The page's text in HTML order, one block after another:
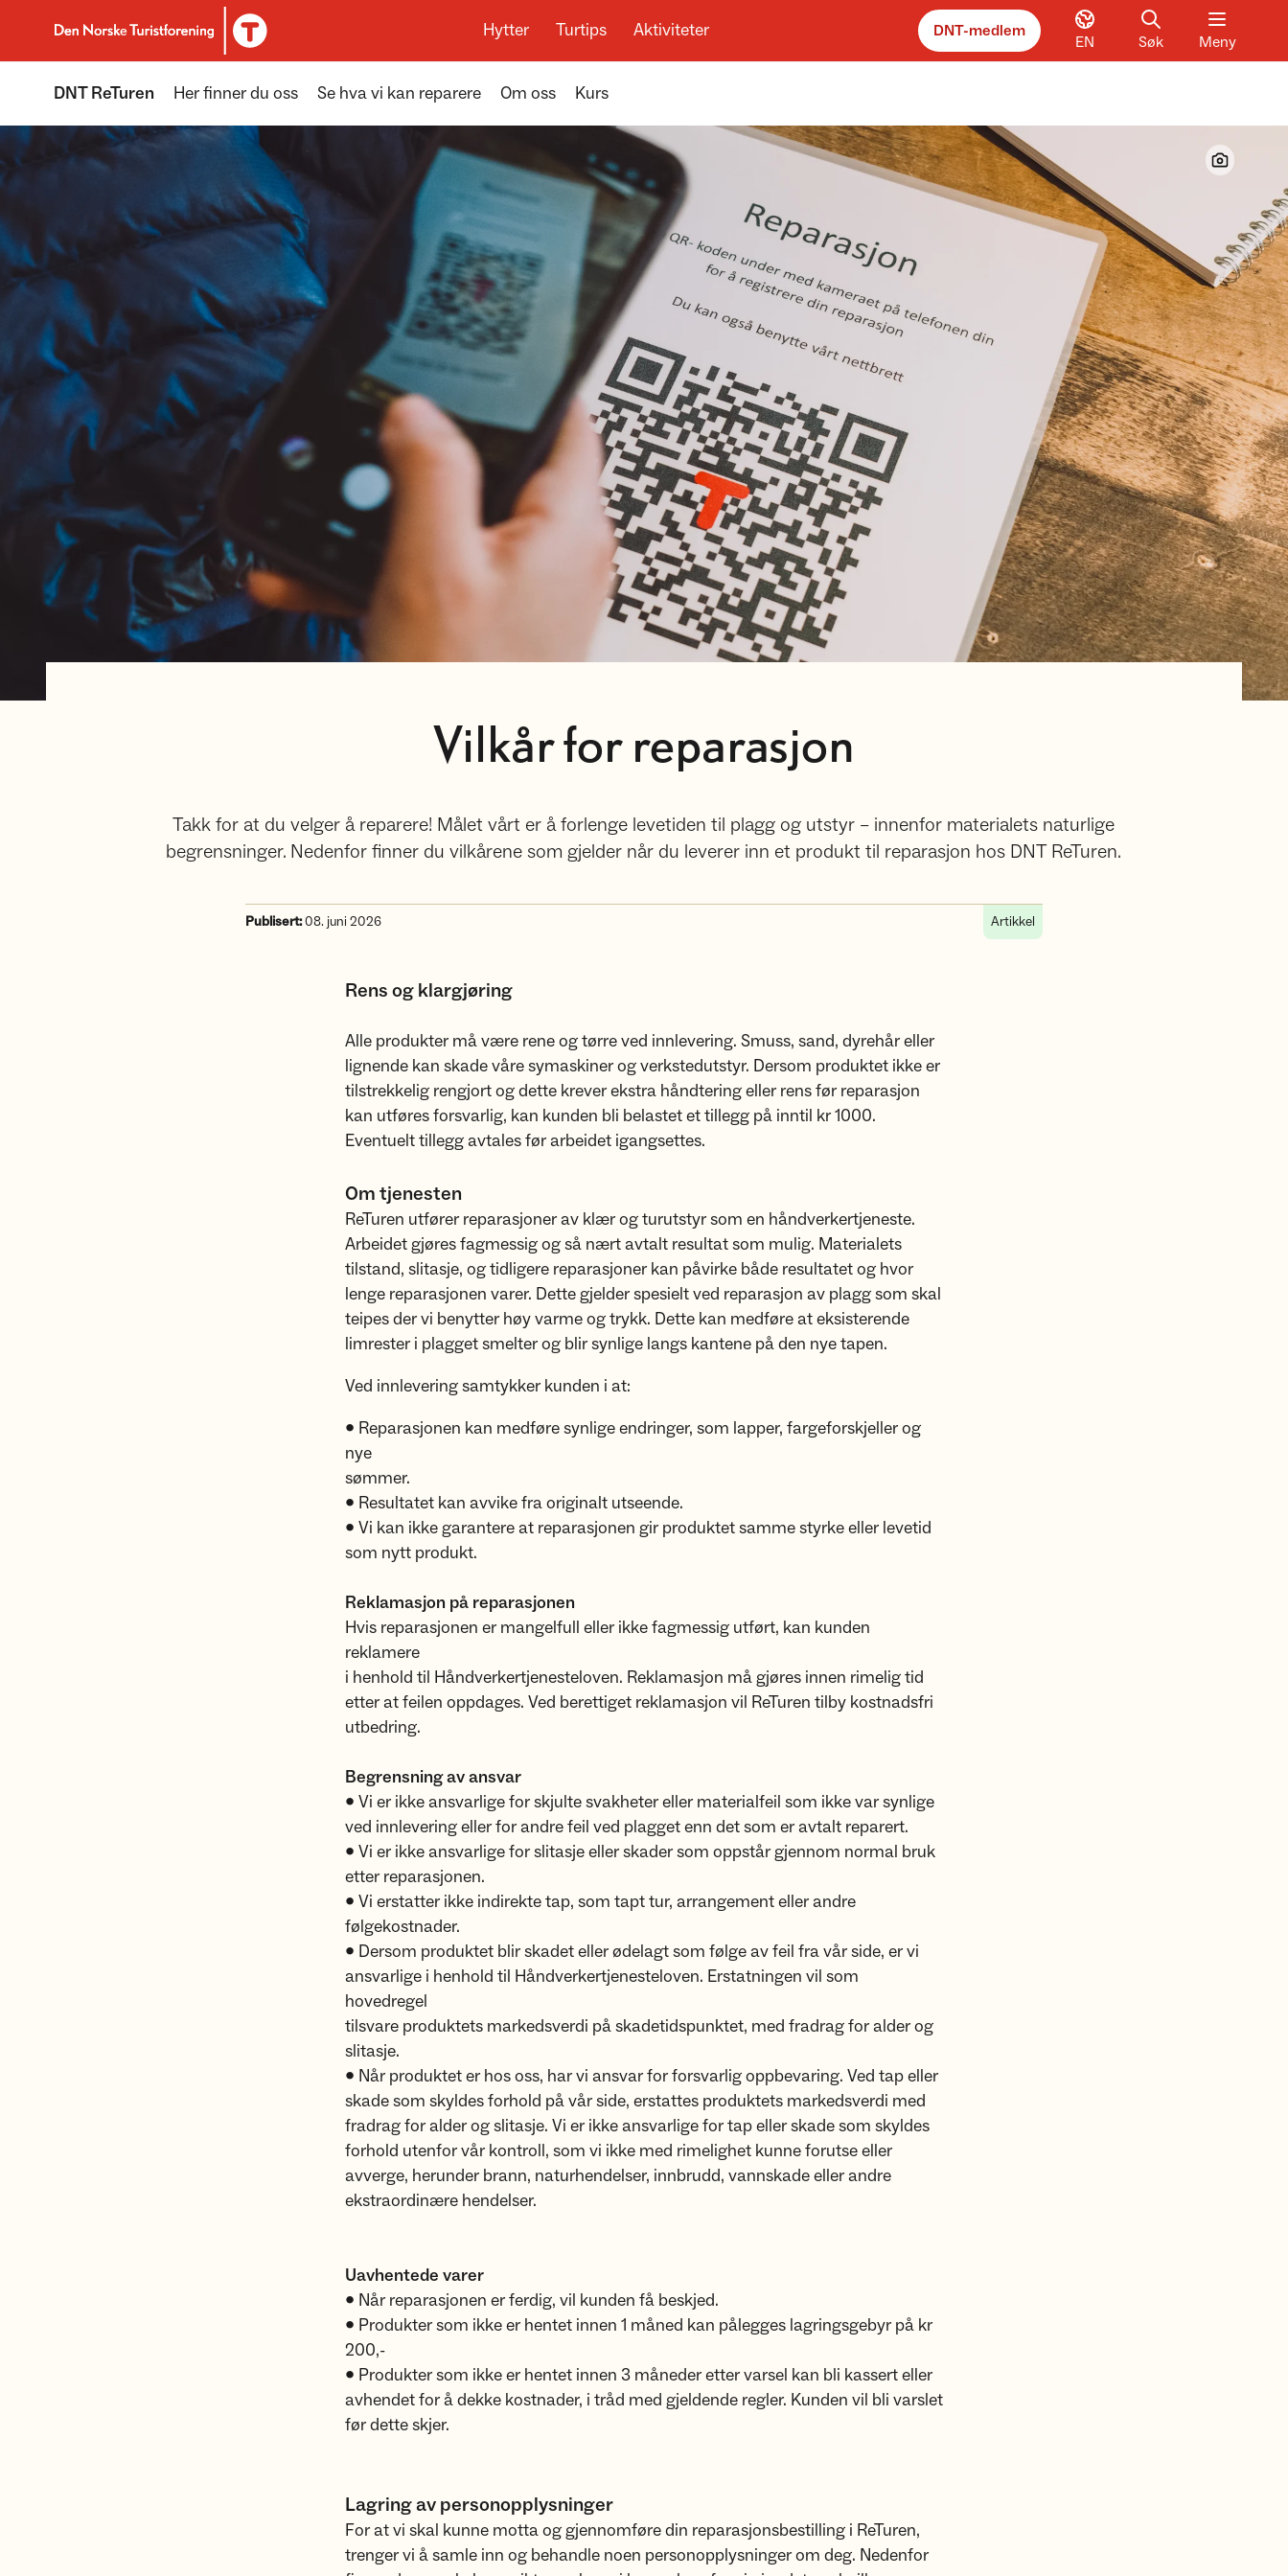
Til DNT.no forside
Hytter Turtips Aktiviteter DNT-medlem
EN Søk Meny
DNT ReTuren Her finner du oss Se hva vi kan reparere Om oss Kurs
Vilkår for reparasjon
Takk for at du velger å reparere! Målet vårt er å forlenge levetiden til plagg og utstyr – innenfor materialets naturlige
begrensninger. Nedenfor finner du vilkårene som gjelder når du leverer inn et produkt til reparasjon hos DNT ReTuren.
Publisert:08. juni 2026 Artikkel
Rens og klargjøring
Alle produkter må være rene og tørre ved innlevering. Smuss, sand, dyrehår eller
lignende kan skade våre symaskiner og verkstedutstyr. Dersom produktet ikke er
tilstrekkelig rengjort og dette krever ekstra håndtering eller rens før reparasjon
kan utføres forsvarlig, kan kunden bli belastet et tillegg på inntil kr 1000.
Eventuelt tillegg avtales før arbeidet igangsettes.
Om tjenesten
ReTuren utfører reparasjoner av klær og turutstyr som en håndverkertjeneste.
Arbeidet gjøres fagmessig og så nært avtalt resultat som mulig. Materialets
tilstand, slitasje, og tidligere reparasjoner kan påvirke både resultatet og hvor
lenge reparasjonen varer. Dette gjelder spesielt ved reparasjon av plagg som skal
teipes der vi benytter høy varme og trykk. Dette kan medføre at eksisterende
limrester i plagget smelter og blir synlige langs kantene på den nye tapen.
Ved innlevering samtykker kunden i at:
• Reparasjonen kan medføre synlige endringer, som lapper, fargeforskjeller og
nye
sømmer.
• Resultatet kan avvike fra originalt utseende.
• Vi kan ikke garantere at reparasjonen gir produktet samme styrke eller levetid
som nytt produkt.
Reklamasjon på reparasjonen
Hvis reparasjonen er mangelfull eller ikke fagmessig utført, kan kunden
reklamere
i henhold til Håndverkertjenesteloven. Reklamasjon må gjøres innen rimelig tid
etter at feilen oppdages. Ved berettiget reklamasjon vil ReTuren tilby kostnadsfri
utbedring.
Begrensning av ansvar
• Vi er ikke ansvarlige for skjulte svakheter eller materialfeil som ikke var synlige
ved innlevering eller for andre feil ved plagget enn det som er avtalt reparert.
• Vi er ikke ansvarlige for slitasje eller skader som oppstår gjennom normal bruk
etter reparasjonen.
• Vi erstatter ikke indirekte tap, som tapt tur, arrangement eller andre
følgekostnader.
• Dersom produktet blir skadet eller ødelagt som følge av feil fra vår side, er vi
ansvarlige i henhold til Håndverkertjenesteloven. Erstatningen vil som
hovedregel
tilsvare produktets markedsverdi på skadetidspunktet, med fradrag for alder og
slitasje.
• Når produktet er hos oss, har vi ansvar for forsvarlig oppbevaring. Ved tap eller
skade som skyldes forhold på vår side, erstattes produktets markedsverdi med
fradrag for alder og slitasje. Vi er ikke ansvarlige for tap eller skade som skyldes
forhold utenfor vår kontroll, som vi ikke med rimelighet kunne forutse eller
avverge, herunder brann, naturhendelser, innbrudd, vannskade eller andre
ekstraordinære hendelser.
Uavhentede varer
• Når reparasjonen er ferdig, vil kunden få beskjed.
• Produkter som ikke er hentet innen 1 måned kan pålegges lagringsgebyr på kr
200,-
• Produkter som ikke er hentet innen 3 måneder etter varsel kan bli kassert eller
avhendet for å dekke kostnader, i tråd med gjeldende regler. Kunden vil bli varslet
før dette skjer.
Lagring av personopplysninger
For at vi skal kunne motta og gjennomføre din reparasjonsbestilling i ReTuren,
trenger vi å samle inn og behandle noen personopplysninger om deg. Nedenfor